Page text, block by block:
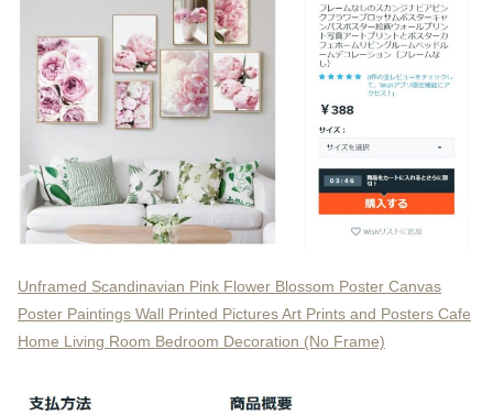
Unframed Scandinavian Pink Flower Blossom Poster Canvas
Poster Paintings Wall Printed Pictures Art Prints and Posters Cafe
Home Living Room Bedroom Decoration (No Frame)